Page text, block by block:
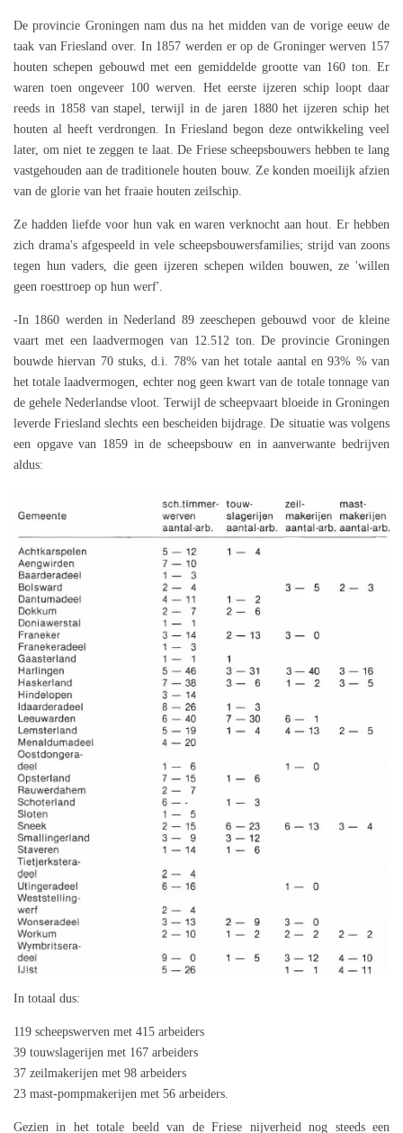
De provincie Groningen nam dus na het midden van de vorige eeuw de
taak van Friesland over. In 1857 werden er op de Groninger werven 157
houten schepen gebouwd met een gemiddelde grootte van 160 ton. Er
waren toen ongeveer 100 werven. Het eerste ijzeren schip loopt daar
reeds in 1858 van stapel, terwijl in de jaren 1880 het ijzeren schip het
houten al heeft verdrongen. In Friesland begon deze ontwikkeling veel
later, om niet te zeggen te laat. De Friese scheepsbouwers hebben te lang
vastgehouden aan de traditionele houten bouw. Ze konden moeilijk afzien
van de glorie van het fraaie houten zeilschip.
Ze hadden liefde voor hun vak en waren verknocht aan hout. Er hebben
zich drama's afgespeeld in vele scheepsbouwersfamilies; strijd van zoons
tegen hun vaders, die geen ijzeren schepen wilden bouwen, ze 'willen
geen roesttroep op hun werf'.
-In 1860 werden in Nederland 89 zeeschepen gebouwd voor de kleine
vaart met een laadvermogen van 12.512 ton. De provincie Groningen
bouwde hiervan 70 stuks, d.i. 78% van het totale aantal en 93% % van
het totale laadvermogen, echter nog geen kwart van de totale tonnage van
de gehele Nederlandse vloot. Terwijl de scheepvaart bloeide in Groningen
leverde Friesland slechts een bescheiden bijdrage. De situatie was volgens
een opgave van 1859 in de scheepsbouw en in aanverwante bedrijven
aldus:
In totaal dus:
119 scheepswerven met 415 arbeiders
39 touwslagerijen met 167 arbeiders
37 zeilmakerijen met 98 arbeiders
23 mast-pompmakerijen met 56 arbeiders.
Gezien in het totale beeld van de Friese nijverheid nog steeds een